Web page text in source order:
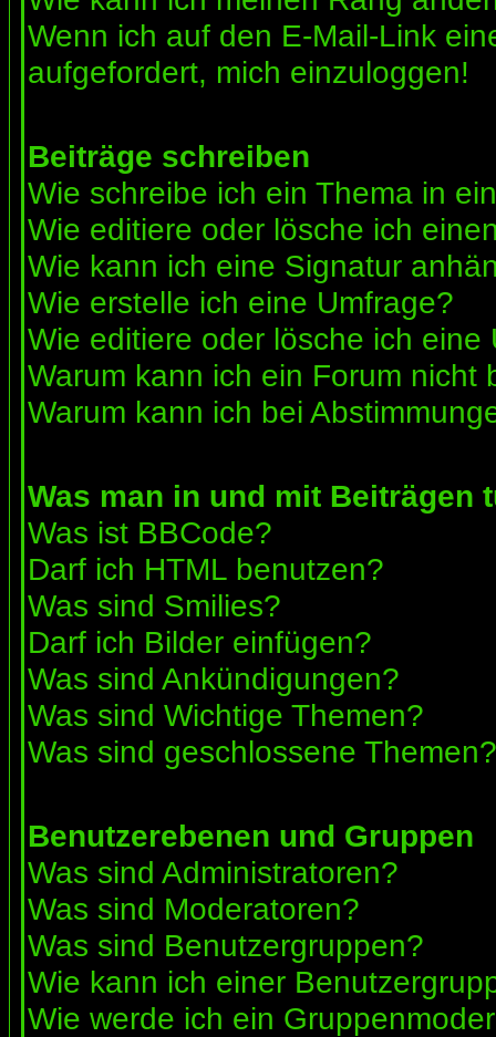
Wenn ich auf den E-Mail-Link
aufgefordert, mich einzuloggen!
Beiträge schreiben
Wie schreibe ich ein Thema in
Wie editiere oder lösche ich
Wie kann ich eine Signatur
Wie erstelle ich eine Umfrage?
Wie editiere oder lösche ich eine
Warum kann ich ein Forum nicht
Warum kann ich bei
Was man in und mit Beiträgen
Was ist BBCode?
Darf ich HTML benutzen?
Was sind Smilies?
Darf ich Bilder einfügen?
Was sind Ankündigungen?
Was sind Wichtige Themen?
Was sind geschlossene Themen?
Benutzerebenen und Gruppen
Was sind Administratoren?
Was sind Moderatoren?
Was sind Benutzergruppen?
Wie kann ich einer
Wie werde ich ein